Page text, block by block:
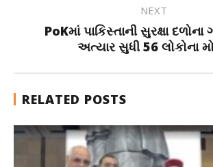
NEXT
PoKમાં પાકિસ્તાની સુરક્ષા દળોના
અત્યાર સુધી 56 લોકોના
RELATED POSTS